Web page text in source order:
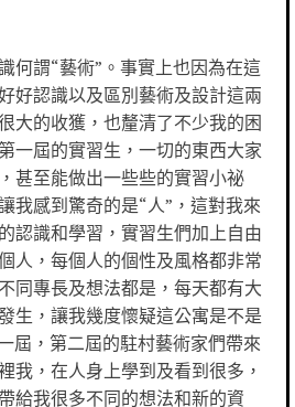
何謂“藝術”。事實上也因為在這
好認識以及區別藝術及設計這兩
大的收獲，也釐清了不少我的困
一屆的實習生，一切的東西大家
甚至能做出一些些的實習小祕
我感到驚奇的是“人”，這對我來
認識和學習，實習生們加上自由
人，每個人的個性及風格都非常
同專長及想法都是，每天都有大
生，讓我幾度懷疑這公寓是不是
屆，第二屆的駐村藝術家們帶來
我，在人身上學到及看到很多，
給我很多不同的想法和新的資